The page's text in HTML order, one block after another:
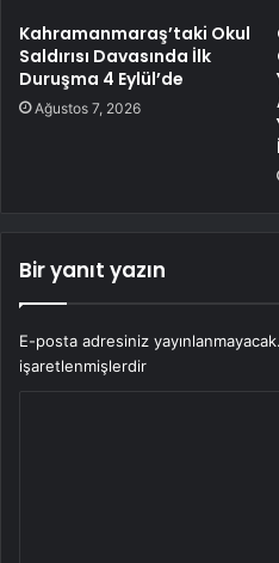
Kahramanmaraş’taki Okul
Saldırısı Davasında İlk
Duruşma 4 Eylül’de
Ağustos 7, 2026
Bir yanıt yazın
E-posta adresiniz yayınlanmayacak.
işaretlenmişlerdir